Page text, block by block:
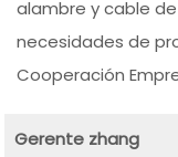
alambre y cable
necesidades de
Cooperación
Gerente zhang